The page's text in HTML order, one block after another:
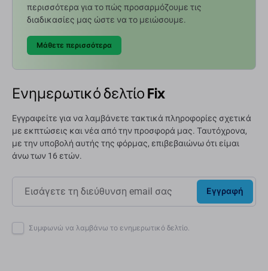
περισσότερα για το πώς προσαρμόζουμε τις
διαδικασίες μας ώστε να το μειώσουμε.
Μάθετε περισσότερα
Ενημερωτικό δελτίο Fix
Εγγραφείτε για να λαμβάνετε τακτικά πληροφορίες σχετικά
με εκπτώσεις και νέα από την προσφορά μας. Ταυτόχρονα,
με την υποβολή αυτής της φόρμας, επιβεβαιώνω ότι είμαι
άνω των 16 ετών.
Εγγραφή
Συμφωνώ να λαμβάνω το ενημερωτικό δελτίο.